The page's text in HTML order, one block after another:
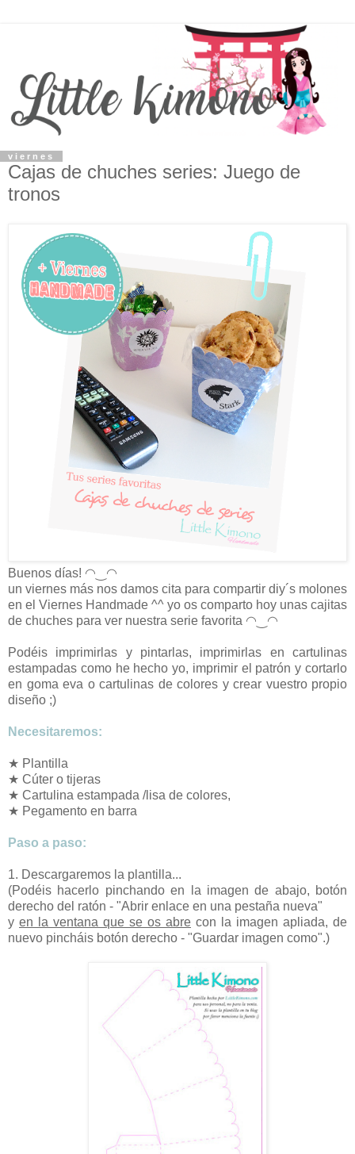
viernes
Cajas de chuches series: Juego de
tronos
Buenos días! ◠‿◠
un viernes más nos damos cita para compartir diy´s molones
en el Viernes Handmade ^^ yo os comparto hoy unas cajitas
de chuches para ver nuestra serie favorita ◠‿◠
Podéis imprimirlas y pintarlas, imprimirlas en cartulinas
estampadas como he hecho yo, imprimir el patrón y cortarlo
en goma eva o cartulinas de colores y crear vuestro propio
diseño ;)
Necesitaremos:
★ Plantilla
★ Cúter o tijeras
★ Cartulina estampada /lisa de colores,
★ Pegamento en barra
Paso a paso:
1. Descargaremos la plantilla...
(Podéis hacerlo pinchando en la imagen de abajo, botón
derecho del ratón - "Abrir enlace en una pestaña nueva"
y en la ventana que se os abre con la imagen apliada, de
nuevo pincháis botón derecho - "Guardar imagen como".)